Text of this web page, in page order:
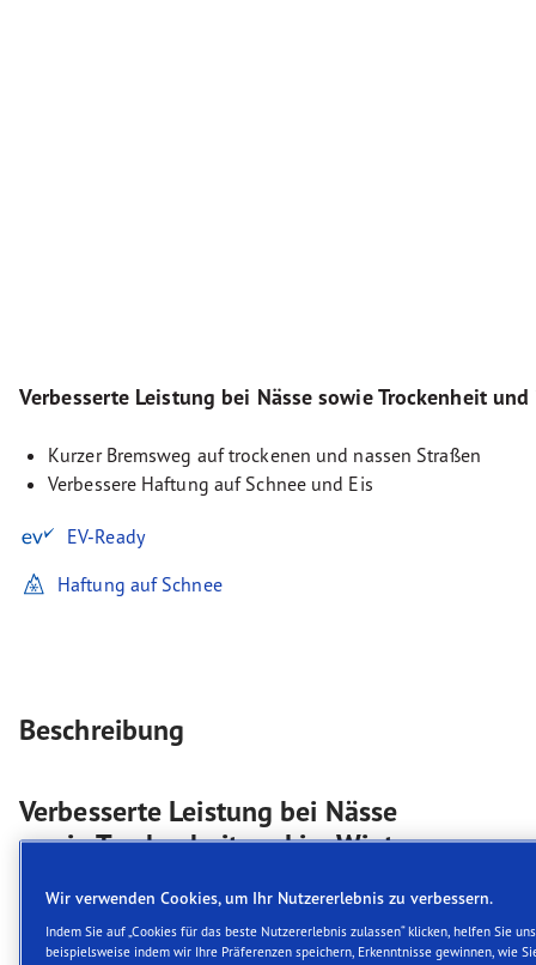
Verbesserte Leistung bei Nässe sowie Trockenheit
Kurzer Bremsweg auf trockenen und nassen Straßen
Verbessere Haftung auf Schnee und Eis
EV-Ready
Haftung auf Schnee
Beschreibung
Verbesserte Leistung bei Nässe
sowie Trockenheit und im Winter
Goodyear UltraGrip Performance+ steht für
hervorragende Bremsleistung und exzellenten Grip
- für alle, die Höchstleistung unter allen
Wir verwenden Cookies, um Ihr Nutzererlebnis zu verbessern.
Indem Sie auf „Cookies für das beste Nutzererlebnis zulassen“ klicken, helfen Sie
beispielsweise indem wir Ihre Präferenzen speichern, Erkenntnisse gewinnen, wie